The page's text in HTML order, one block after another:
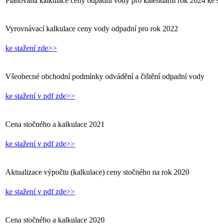
Vyrovnávací kalkulace ceny vody odpadní pro rok 2022
ke stažení zde>>
Všeobecné obchodní podmínky odvádění a čištění odpadní vody
ke stažení v pdf zde>>
Cena stočného a kalkulace 2021
ke stažení v pdf zde>>
Aktualizace výpočtu (kalkulace) ceny stočného na rok 2020
ke stažení v pdf zde>>
Cena stočného a kalkulace 2020